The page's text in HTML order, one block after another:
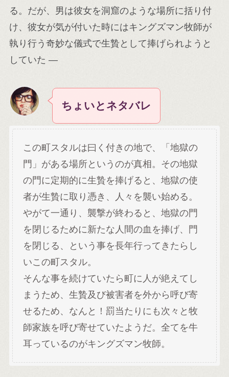
る。だが、男は彼女を洞窟のような場所に括り付
け、彼女が気が付いた時にはキングズマン牧師が
執り行う奇妙な儀式で生贄として捧げられようと
していた ―
ちょいとネタバレ
この町スタルは曰く付きの地で、「地獄の
門」がある場所というのが真相。その地獄
の門に定期的に生贄を捧げると、地獄の使
者が生贄に取り憑き、人々を襲い始める。
やがて一通り、襲撃が終わると、地獄の門
を閉じるために新たな人間の血を捧げ、門
を閉じる、という事を長年行ってきたらし
いこの町スタル。
そんな事を続けていたら町に人が絶えてし
まうため、生贄及び被害者を外から呼び寄
せるため、なんと！罰当たりにも次々と牧
師家族を呼び寄せていたようだ。全てを牛
耳っているのがキングズマン牧師。